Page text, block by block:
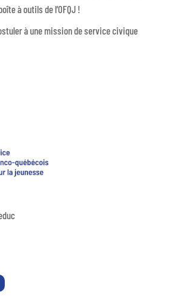
à outils de l’OFQJ !
à une mission de service civique